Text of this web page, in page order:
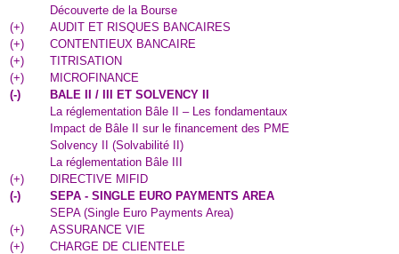
Découverte de la Bourse
(+)
AUDIT ET RISQUES BANCAIRES
(+)
CONTENTIEUX BANCAIRE
(+)
TITRISATION
(+)
MICROFINANCE
(-)
BALE II / III ET SOLVENCY II
La réglementation Bâle II – Les fondamentaux
Impact de Bâle II sur le financement des PME
Solvency II (Solvabilité II)
La réglementation Bâle III
(+)
DIRECTIVE MIFID
(-)
SEPA - SINGLE EURO PAYMENTS AREA
SEPA (Single Euro Payments Area)
(+)
ASSURANCE VIE
(+)
CHARGE DE CLIENTELE